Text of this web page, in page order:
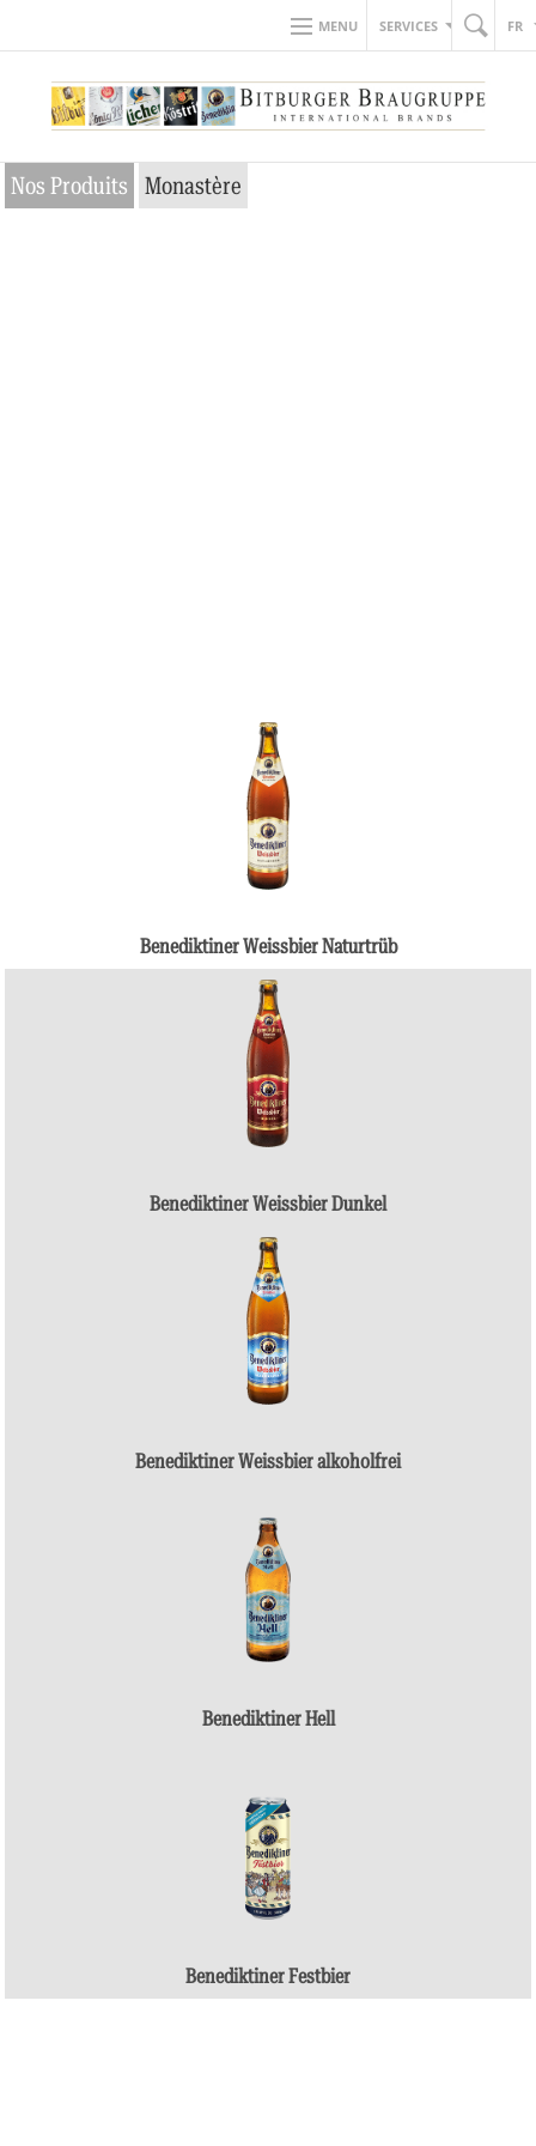
MENU SERVICES FR
Nos Produits Monastère
Benediktiner Weissbier Naturtrüb
Benediktiner Weissbier Dunkel
Benediktiner Weissbier alkoholfrei
Benediktiner Hell
Benediktiner Festbier